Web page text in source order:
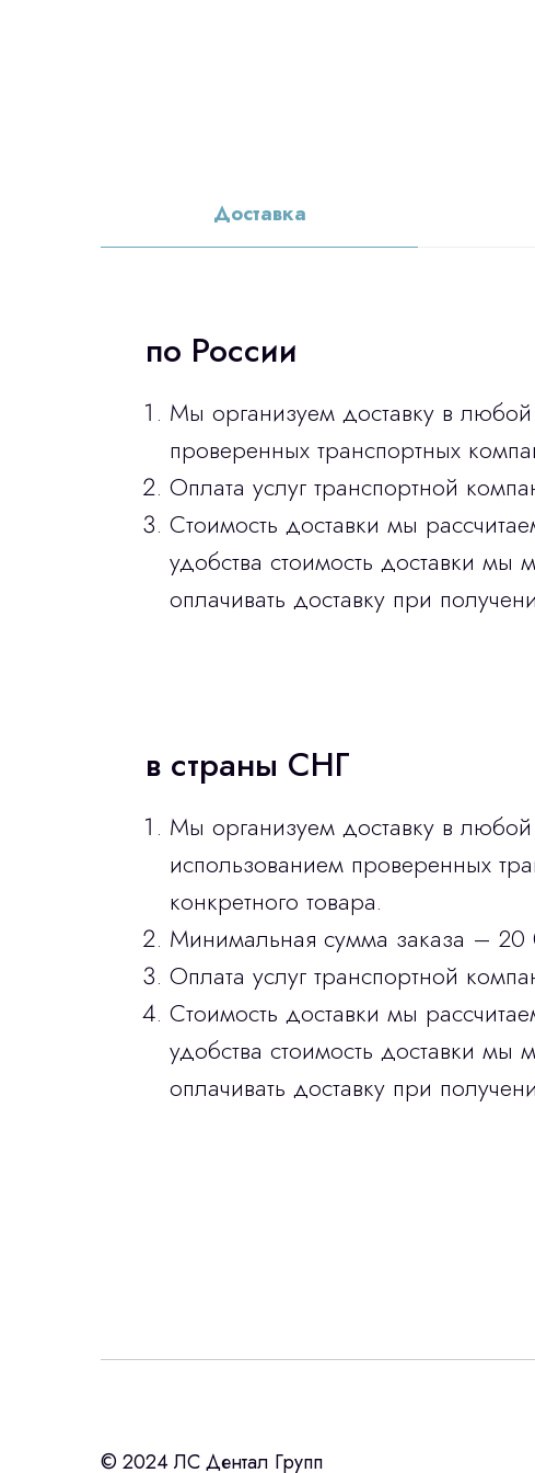
Доставка
по России
Мы организуем доставку в
проверенных транспортных
Оплата услуг транспортной
Стоимость доставки мы
удобства стоимость доставки мы
оплачивать доставку при
в страны СНГ
Мы организуем доставку в
использованием проверенных
конкретного товара.
Минимальная сумма заказа –
Оплата услуг транспортной
Стоимость доставки мы
удобства стоимость доставки мы
оплачивать доставку при
с помощью нашего партнера ООО
© 2024 ЛС Дентал Групп